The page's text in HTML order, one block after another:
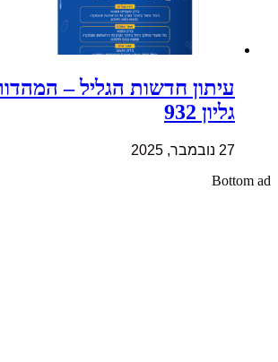
עיתון חדשות הגליל –
גליון 932
27 נובמבר, 2025
Bottom ad